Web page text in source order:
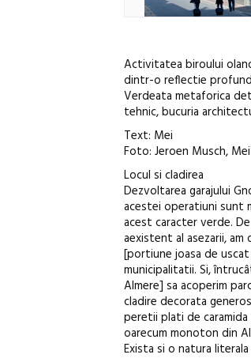
Activitatea biroului
dintr-o reflectie
Verdeata metaforica
tehnic, bucuria
Text: Mei
Foto: Jeroen Musch, Mei
Locul si cladirea
Dezvoltarea garajului
acestei operatiuni sunt
acest caracter verde.
aexistent al asezarii,
[portiune joasa de uscat
municipalitatii. Si,
Almere] sa acoperim
cladire decorata
peretii plati de
oarecum monoton din
Exista si o natura